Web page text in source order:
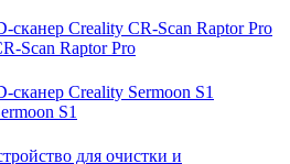
Scan Raptor Pro
S1